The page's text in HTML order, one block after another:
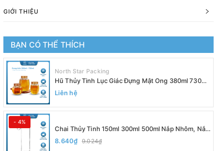
GIỚI THIỆU
BẠN CÓ THỂ THÍCH
North Star Packing
Hũ Thủy Tinh Lục Giác Đựng Mật Ong 380ml 730ml
Nắp Vàng, Đựng Yến Chưng, Trà, Siro - North Star
Packing
Liên hệ
- 4%
Chai Thủy Tinh 150ml 300ml 500ml Nắp Nhôm, Nắp
Inox Có Dây Xách, Đựng Nước Ép, Sinh Tố, Detox,
Nắp Nhựa Bọc Kim Loại Chắc Chắn - North Star
8.640₫ 9.024₫